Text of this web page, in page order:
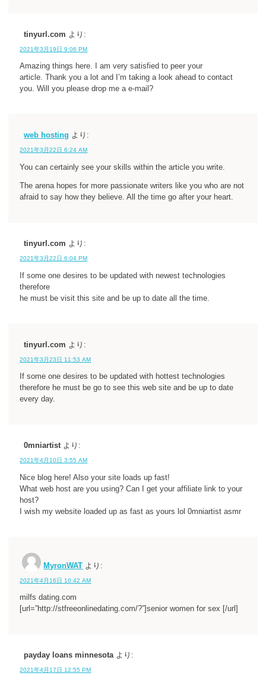
tinyurl.com より:
2021年3月19日 9:06 PM
Amazing things here. I am very satisfied to peer your
article. Thank you a lot and I’m taking a look ahead to contact
you. Will you please drop me a e-mail?
web hosting より:
2021年3月22日 6:24 AM
You can certainly see your skills within the article you write.
The arena hopes for more passionate writers like you who are not
afraid to say how they believe. All the time go after your heart.
tinyurl.com より:
2021年3月22日 6:04 PM
If some one desires to be updated with newest technologies
therefore
he must be visit this site and be up to date all the time.
tinyurl.com より:
2021年3月23日 11:53 AM
If some one desires to be updated with hottest technologies
therefore he must be go to see this web site and be up to date
every day.
0mniartist より:
2021年4月10日 3:55 AM
Nice blog here! Also your site loads up fast!
What web host are you using? Can I get your affiliate link to your
host?
I wish my website loaded up as fast as yours lol 0mniartist asmr
MyronWAT より:
2021年4月16日 10:42 AM
milfs dating.com
[url=”http://stfreeonlinedating.com/?”]senior women for sex [/url]
payday loans minnesota より:
2021年4月17日 12:55 PM